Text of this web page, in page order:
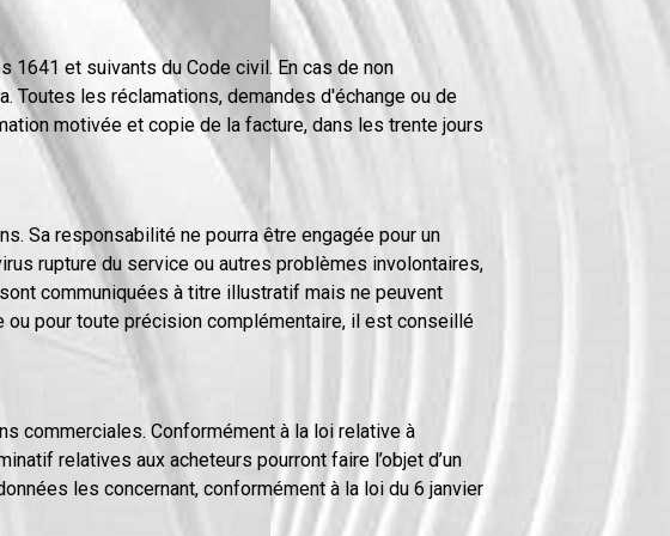
et suivants du Code civil. En cas de non
Toutes les réclamations, demandes d'échange ou de
motivée et copie de la facture, dans les trente jours
Sa responsabilité ne pourra être engagée pour un
rupture du service ou autres problèmes involontaires,
communiquées à titre illustratif mais ne peuvent
pour toute précision complémentaire, il est conseillé
commerciales. Conformément à la loi relative à
relatives aux acheteurs pourront faire l’objet d’un
les concernant, conformément à la loi du 6 janvier